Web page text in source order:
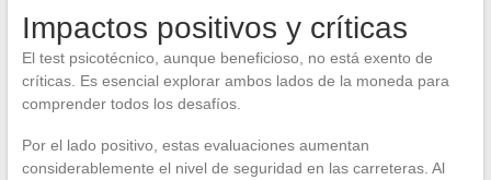
Impactos positivos y críticas
El test psicotécnico, aunque beneficioso, no está exento de
críticas. Es esencial explorar ambos lados de la moneda para
comprender todos los desafíos.
Por el lado positivo, estas evaluaciones aumentan
considerablemente el nivel de seguridad en las carreteras. Al